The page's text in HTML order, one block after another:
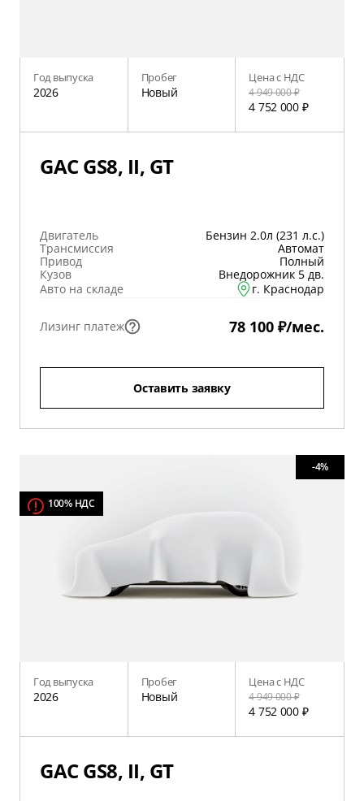
Год выпуска
2026
Пробег
Новый
Цена с НДС
4 949 000 ₽
4 752 000 ₽
GAC GS8, II, GT
Двигатель
Бензин 2.0л (231 л.с.)
Трансмиссия
Автомат
Привод
Полный
Кузов
Внедорожник 5 дв.
Авто на складе
г. Краснодар
Лизинг платеж 78 100 ₽/мес.
Оставить заявку
100% НДС
-4%
Год выпуска
2026
Пробег
Новый
Цена с НДС
4 949 000 ₽
4 752 000 ₽
GAC GS8, II, GT